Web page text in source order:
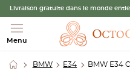
Livraison gratuite dans le monde
Menu
BMW E34
BMW E34